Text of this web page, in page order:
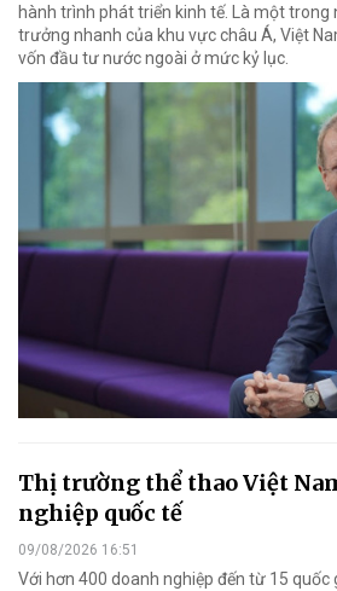
hành trình phát triển kinh tế. Là một trong
trưởng nhanh của khu vực châu Á, Việt
vốn đầu tư nước ngoài ở mức kỷ lục.
Thị trường thể thao Việt
nghiệp quốc tế
09/08/2026 16:51
Với hơn 400 doanh nghiệp đến từ 15 quốc